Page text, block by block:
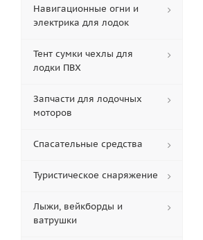
Навигационные огни и
электрика для лодок
Тент сумки чехлы для
лодки ПВХ
Запчасти для лодочных
моторов
Спасательные средства
Туристическое снаряжение
Лыжи, вейкборды и
ватрушки